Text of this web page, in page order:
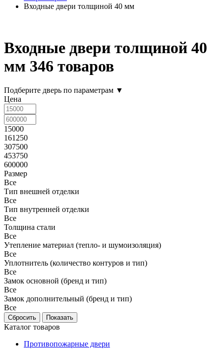
Входные двери толщиной 40 мм
Входные двери толщиной 40
мм 346 товаров
Подберите дверь по параметрам ▼
Цена
15000
161250
307500
453750
600000
Размер
Все
Тип внешней отделки
Все
Тип внутренней отделки
Все
Толщина стали
Все
Утепление материал (тепло- и шумоизоляция)
Все
Уплотнитель (количество контуров и тип)
Все
Замок основной (бренд и тип)
Все
Замок дополнительный (бренд и тип)
Все
Каталог товаров
Противопожарные двери